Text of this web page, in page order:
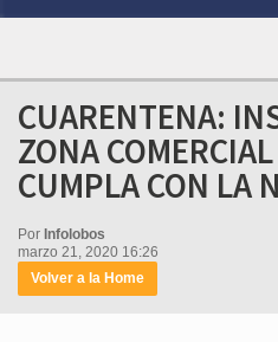
CUARENTENA:
ZONA
CUMPLA CON LA
Por Infolobos
marzo 21, 2020 16:26
Volver a la Home